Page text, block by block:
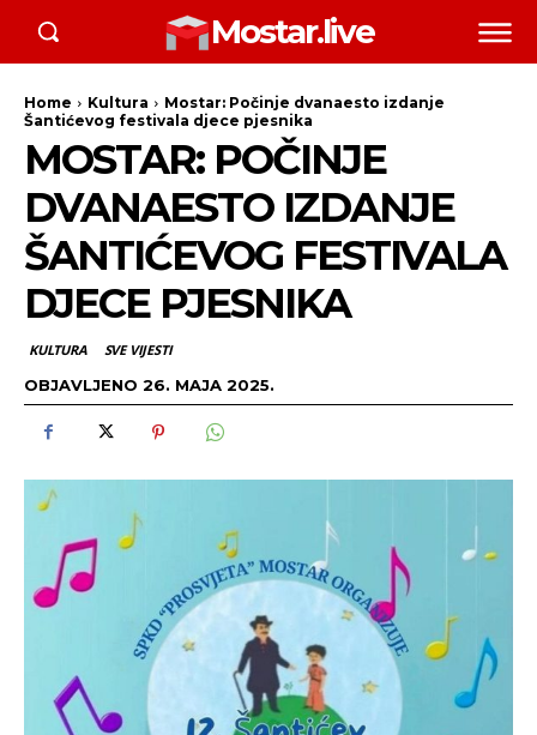
Mostar.live
Home Kultura
Mostar: Počinje dvanaesto izdanje
Šantićevog festivala djece pjesnika
MOSTAR: POČINJE
DVANAESTO IZDANJE
ŠANTIĆEVOG FESTIVALA
DJECE PJESNIKA
KULTURA SVE VIJESTI
OBJAVLJENO 26. MAJA 2025.